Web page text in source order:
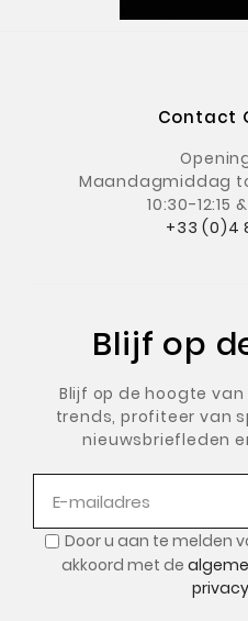
Contact
Maandagmiddag
10:30-12:15
+33 (0)4
Blijf op
Blijf op de hoogte
trends, profiteer van
nieuwsbriefleden
Door u aan te melden
akkoord met de